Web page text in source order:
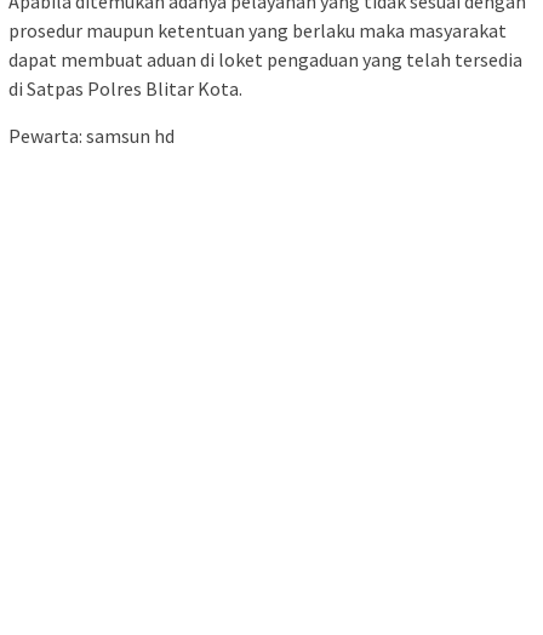
prosedur maupun ketentuan yang berlaku maka masyarakat
dapat membuat aduan di loket pengaduan yang telah tersedia
di Satpas Polres Blitar Kota.
Pewarta: samsun hd